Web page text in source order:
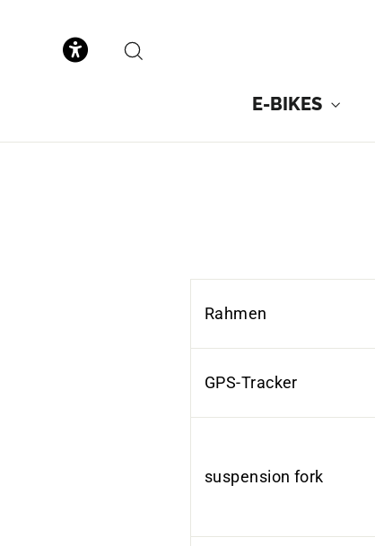
E-BIKES
Rahmen
GPS-Tracker
suspension fork